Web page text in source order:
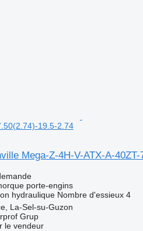
19.5-2.74
Mega-Z-4H-V-ATX-A-
porte-engins
hydraulique Nombre d'essieux 4
La-Sel-su-Guzon
Grup
le vendeur